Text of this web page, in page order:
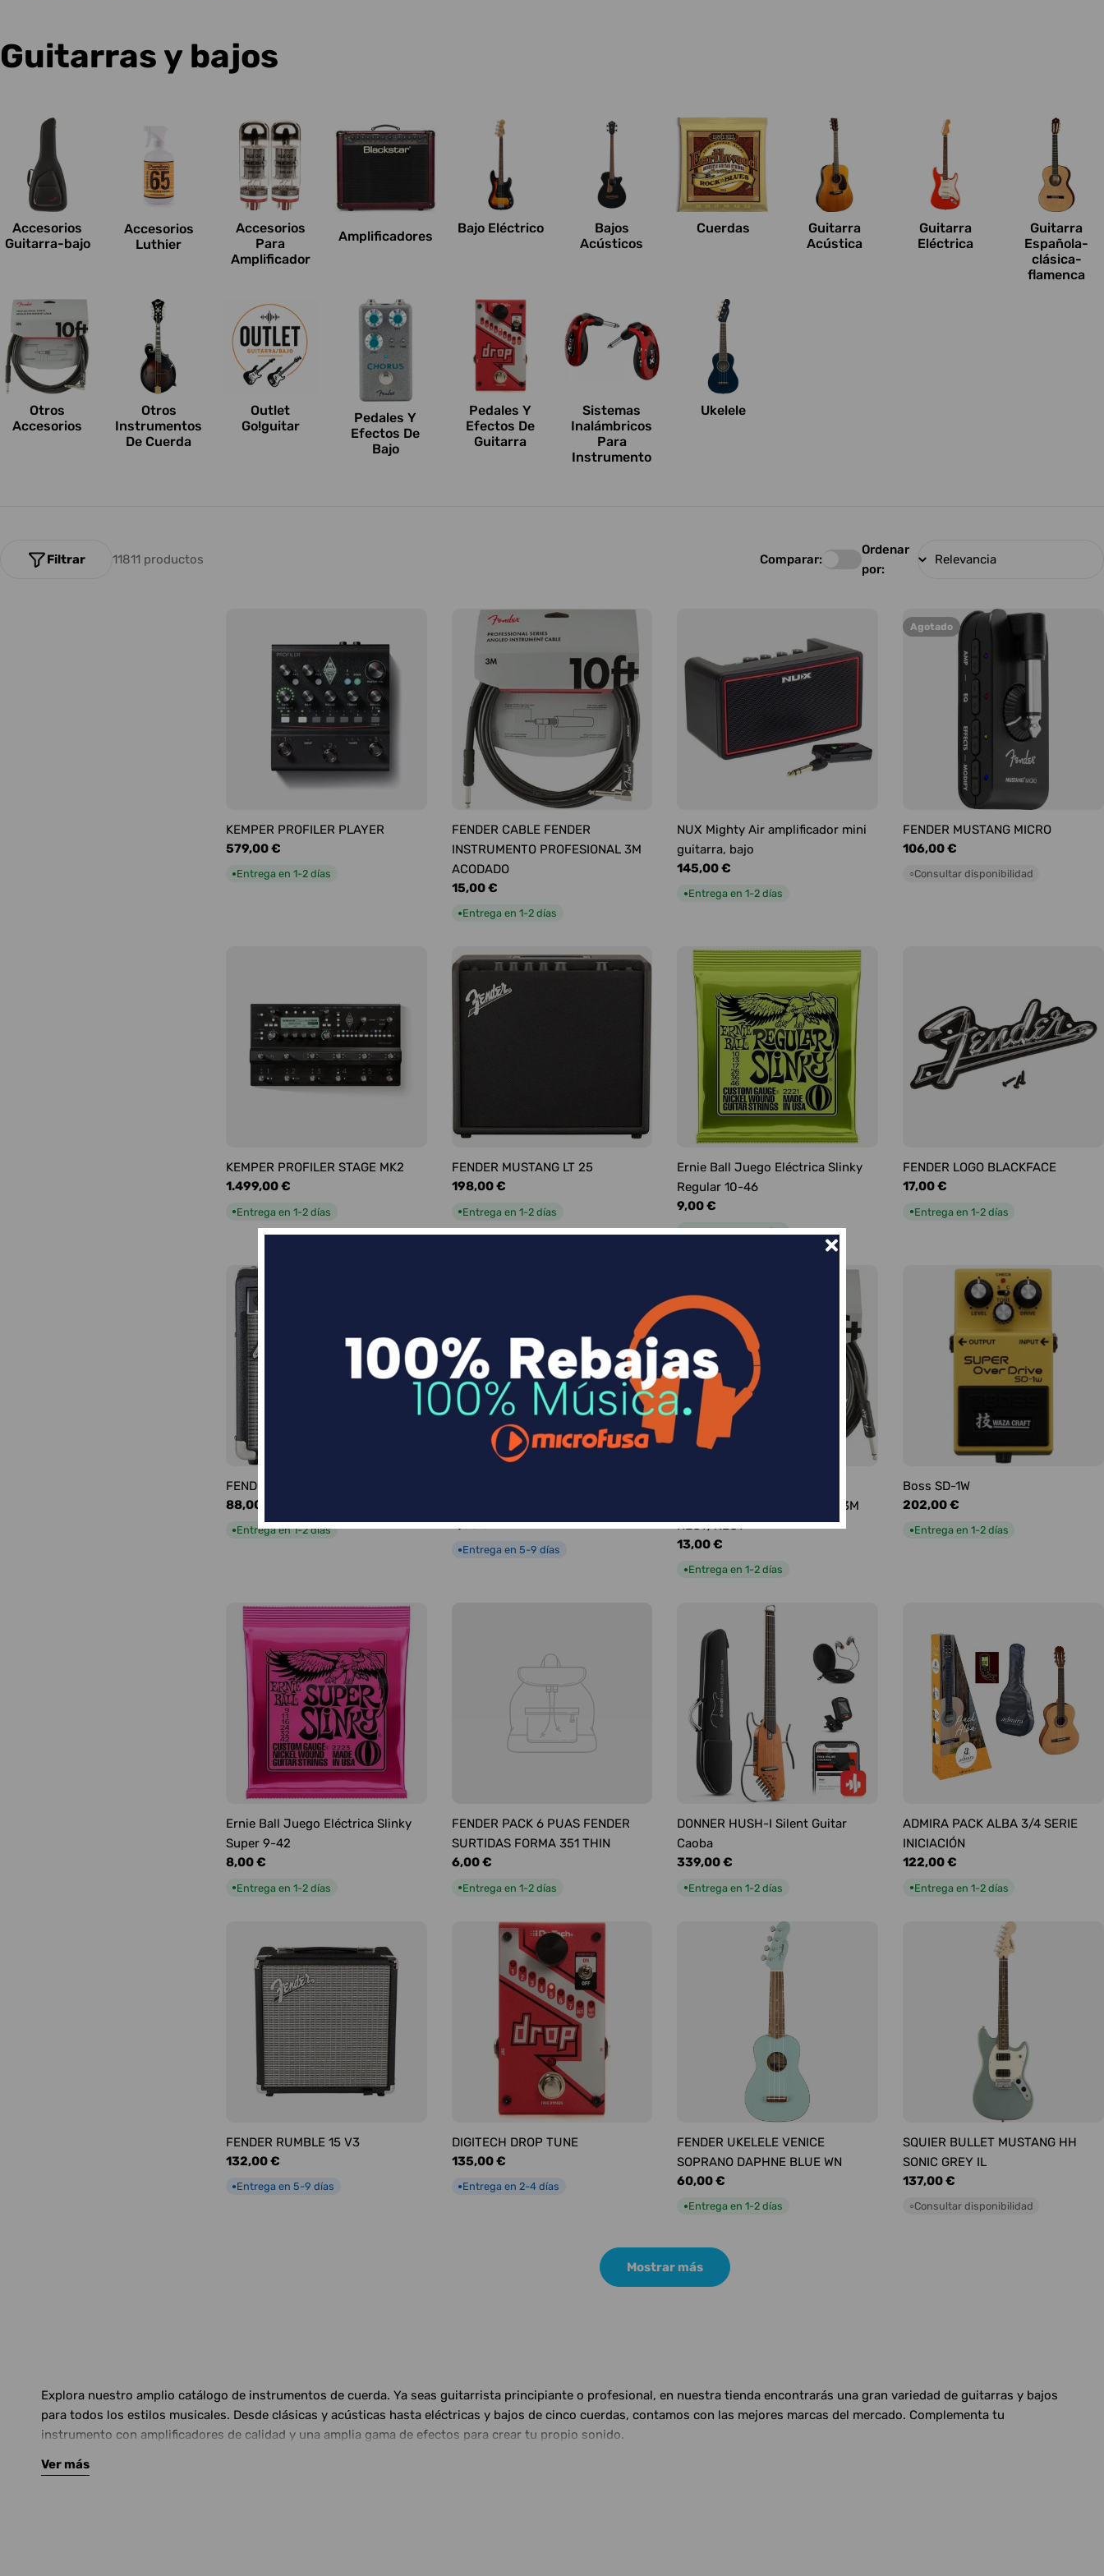
C
c
c
o
n
e
Guitarras y bajos
Accesorios
Guitarra-bajo
Accesorios
Luthier
Accesorios
Para
Amplificador
Amplificadores
Bajo Eléctrico
Bajos
Acústicos
Cuerdas
Guitarra
Acústica
Guitarra
Eléctrica
Guitarra
Española-
clásica-
flamenca
Otros
Accesorios
Otros
Instrumentos
De Cuerda
Outlet
Go!guitar
Pedales Y
Efectos De
Bajo
Pedales Y
Efectos De
Guitarra
Sistemas
Inalámbricos
Para
Instrumento
Ukelele
11811 productos
Filtrar Comparar:
Ordenar
por:
KEMPER PROFILER PLAYER
Precio
habitual
579,00 €
●Entrega en 1-2 días
FENDER CABLE FENDER
INSTRUMENTO PROFESIONAL 3M
ACODADO
Precio
habitual
15,00 €
●Entrega en 1-2 días
NUX Mighty Air amplificador mini
guitarra, bajo
Precio
habitual
145,00 €
●Entrega en 1-2 días
Agotado
FENDER MUSTANG MICRO
Precio
habitual
106,00 €
○Consultar disponibilidad
KEMPER PROFILER STAGE MK2
Precio
1.499,00 €
●Entrega en 1-2 días
FENDER MUSTANG LT 25
Precio
198,00 €
●Entrega en 1-2 días
Ernie Ball Juego Eléctrica Slinky
Regular 10-46
Precio
9,00 €
●Entrega en 1-2 días
FENDER LOGO BLACKFACE
Precio
17,00 €
●Entrega en 1-2 días
FENDER FRONTMAN 10G
Precio
habitual
88,00 €
●Entrega en 1-2 días
Precio
7,00 €
●Entrega en 5-9 días
INTRUMENTO PROFESIONAL 3M
RECT/RECT
Precio
13,00 €
●Entrega en 1-2 días
Boss SD-1W
Precio
202,00 €
●Entrega en 1-2 días
Ernie Ball Juego Eléctrica Slinky
Super 9-42
Precio
8,00 €
●Entrega en 1-2 días
FENDER PACK 6 PUAS FENDER
SURTIDAS FORMA 351 THIN
Precio
6,00 €
●Entrega en 1-2 días
DONNER HUSH-I Silent Guitar
Caoba
Precio
339,00 €
●Entrega en 1-2 días
ADMIRA PACK ALBA 3/4 SERIE
INICIACIÓN
Precio
122,00 €
●Entrega en 1-2 días
FENDER RUMBLE 15 V3
Precio
132,00 €
●Entrega en 5-9 días
DIGITECH DROP TUNE
Precio
135,00 €
●Entrega en 2-4 días
FENDER UKELELE VENICE
SOPRANO DAPHNE BLUE WN
Precio
60,00 €
●Entrega en 1-2 días
SQUIER BULLET MUSTANG HH
SONIC GREY IL
Precio
137,00 €
○Consultar disponibilidad
Mostrar más
Explora nuestro amplio catálogo de instrumentos de cuerda. Ya seas guitarrista principiante o profesional, en nuestra tienda encontrarás una gran variedad de guitarras y bajos
para todos los estilos musicales. Desde clásicas y acústicas hasta eléctricas y bajos de cinco cuerdas, contamos con las mejores marcas del mercado. Complementa tu
instrumento con amplificadores de calidad y una amplia gama de efectos para crear tu propio sonido.
Ver más